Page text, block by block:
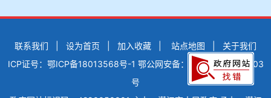
联系我们 设为首页 加入收藏 站点地图
关于我们
ICP证号：鄂ICP备18013568号-1 鄂公网安备：42900502000503
号